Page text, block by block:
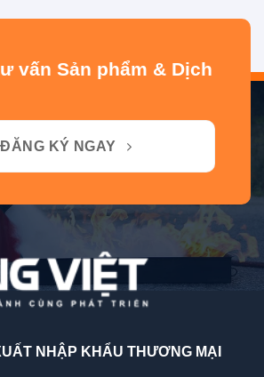
vấn Sản phẩm & Dịch
ĐĂNG KÝ NGAY
NHẬP KHẨU THƯƠNG MẠI